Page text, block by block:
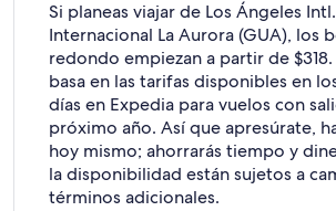
Si planeas viajar de Los Ángeles
Internacional La Aurora (GUA), los
redondo empiezan a partir de
basa en las tarifas disponibles en
días en Expedia para vuelos con
próximo año. Así que apresúrate,
hoy mismo; ahorrarás tiempo y
la disponibilidad están sujetos a
términos adicionales.